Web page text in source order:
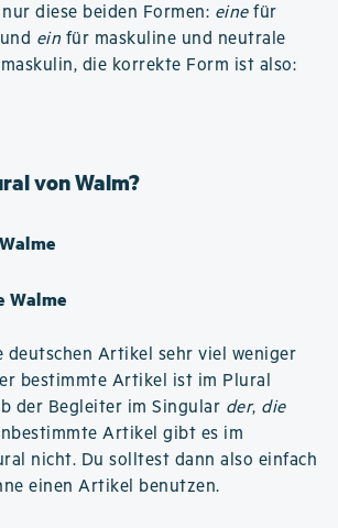
diese beiden Formen: einefür
ein für maskuline und neutrale
die korrekte Form ist also:
von Walm?
Walme
deutschen Artikel sehr viel weniger
bestimmte Artikel ist im Plural
der Begleiter im Singular der, die
Artikel gibt es im
nicht. Du solltest dann also einfach
einen Artikel benutzen.